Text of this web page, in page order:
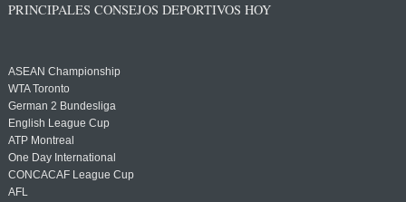
PRINCIPALES CONSEJOS DEPORTIVOS HOY
ASEAN Championship
WTA Toronto
German 2 Bundesliga
English League Cup
ATP Montreal
One Day International
CONCACAF League Cup
AFL